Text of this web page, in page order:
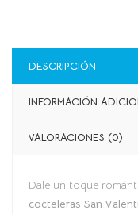
DESCRIPCIÓN
INFORMACIÓN
VALORACIONES (0)
Dale un toque
cocteleras San